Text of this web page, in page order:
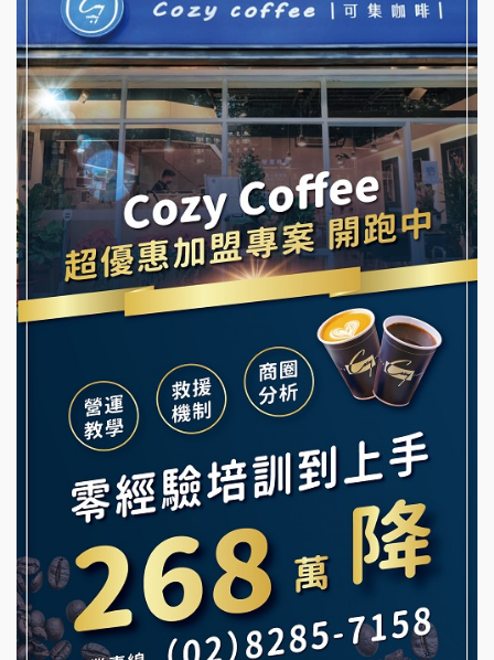
NU PASTA義大利麵加盟說明會
潮鍋癮加盟說明會
蓁伙烤倆吃加盟說明會
霏等茶加盟說明會
早安山丘加盟說明會
冰封仙果加盟說明會
Ramble Café 漫步藍咖啡加盟說明會
微風亭鐵板燒加盟說明會
鮮茶道加盟說明會
【曉妍美妝】誠徵行政櫃檯
自助洗衣店誠徵代洗收送人員(台中市)
MUSHEN徵SPA美容芳療師
優握握×酸奶大獅加盟說明會
冬城門加盟說明會
拾鑶火鍋加盟說明會
阿性情趣無人販售所加盟明會
龍涎居好湯加盟說明會
舒油頭加盟說明會
義氣豐發雞加盟說明會
Mr.Wish加盟說明會
白鬍泡泡 BOHO POPO加盟說明會
雞咕雞咕加盟說明會
TEA TOP加盟說明會